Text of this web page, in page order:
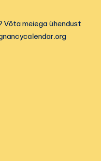
Võta meiega ühendust